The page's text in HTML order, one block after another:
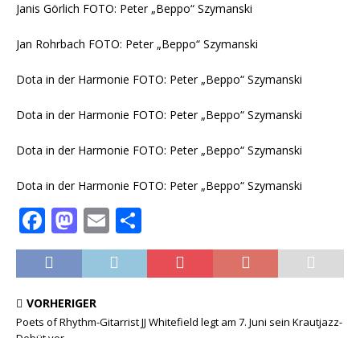
Janis Görlich FOTO: Peter „Beppo“ Szymanski
Jan Rohrbach FOTO: Peter „Beppo“ Szymanski
Dota in der Harmonie FOTO: Peter „Beppo“ Szymanski
Dota in der Harmonie FOTO: Peter „Beppo“ Szymanski
Dota in der Harmonie FOTO: Peter „Beppo“ Szymanski
Dota in der Harmonie FOTO: Peter „Beppo“ Szymanski
F
a
c
e
b
M
a
st
o
d
E
m
ai
ei
le
VORHERIGER
Poets of Rhythm-Gitarrist JJ Whitefield legt am 7. Juni sein Krautjazz-